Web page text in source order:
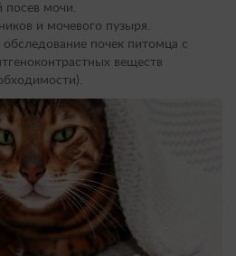
посев мочи.
и мочевого пузыря.
обследование почек питомца с
веществ